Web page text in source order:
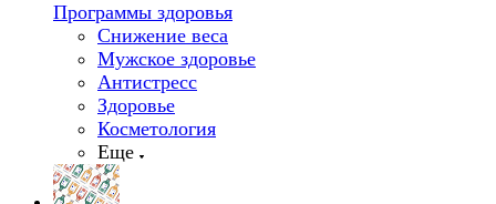
Программы здоровья
Снижение веса
Мужское здоровье
Антистресс
Здоровье
Косметология
Еще